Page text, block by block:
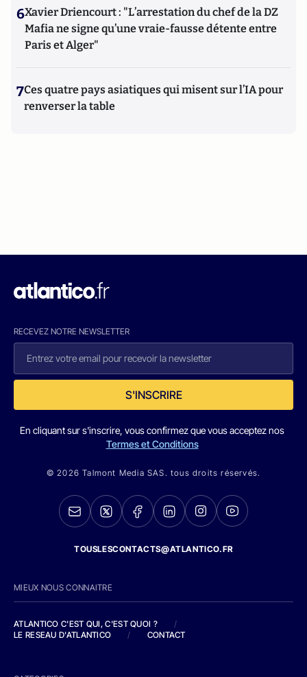
6Xavier Driencourt : "L’arrestation du chef de la DZ
Mafia ne signe qu’une vraie-fausse détente entre
Paris et Alger"
7Ces quatre pays asiatiques qui misent sur l’IA pour
renverser la table
RECEVEZ NOTRE NEWSLETTER
S'INSCRIRE
En cliquant sur s'inscrire, vous confirmez que vous acceptez nos
Termes et Conditions
© 2026 Talmont Media SAS. tous droits réservés.
TOUSLESCONTACTS@ATLANTICO.FR
MIEUX NOUS CONNAITRE
ATLANTICO C'EST QUI, C'EST QUOI ?
/
LE RESEAU D'ATLANTICO
/ CONTACT